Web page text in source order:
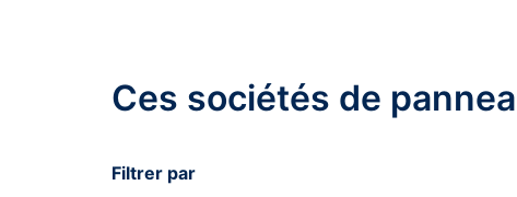
Ces sociétés de
Filtrer par